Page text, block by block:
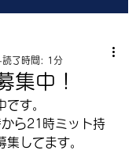
集中！
読了時間: 1分
です。
ら21時ミット持
集してます。